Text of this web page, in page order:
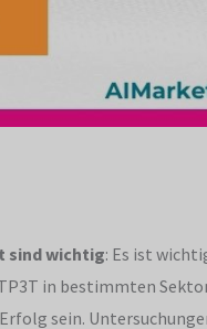
sind wichtig: Es ist
in bestimmten
sein.